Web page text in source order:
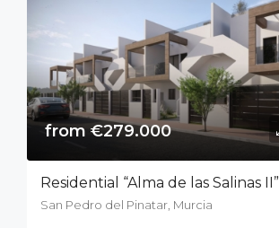
from €279.000
Residential “Alma de las Salinas II”
San Pedro del Pinatar, Murcia